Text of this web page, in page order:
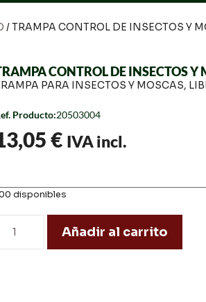
/ TRAMPA CONTROL DE INSECTOS Y
CONTROL DE INSECTOS Y
PARA INSECTOS Y MOSCAS,
Producto:20503004
€ IVA incl.
disponibles
Añadir al carrito